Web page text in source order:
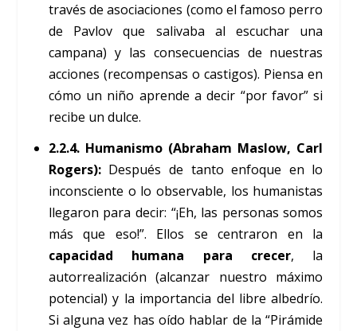
través de asociaciones (como el famoso perro
de Pavlov que salivaba al escuchar una
campana) y las consecuencias de nuestras
acciones (recompensas o castigos). Piensa en
cómo un niño aprende a decir “por favor” si
recibe un dulce.
2.2.4. Humanismo (Abraham Maslow, Carl
Rogers):Después de tanto enfoque en lo
inconsciente o lo observable, los humanistas
llegaron para decir: “¡Eh, las personas somos
más que eso!”. Ellos se centraron en la
capacidad humana para crecer, la
autorrealización (alcanzar nuestro máximo
potencial) y la importancia del libre albedrío.
Si alguna vez has oído hablar de la “Pirámide